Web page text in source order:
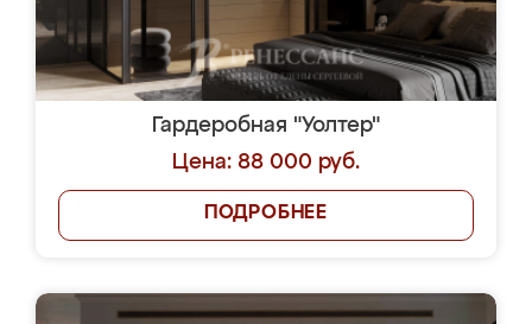
Гардеробная "Уолтер"
Цена: 88 000 руб.
ПОДРОБНЕЕ